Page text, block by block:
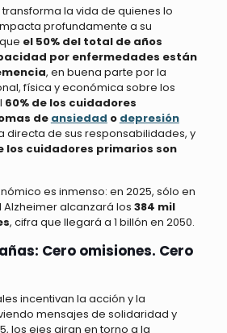
transforma la vida de quienes lo
profundamente a su
el 50% del total de años
por enfermedades están
, en buena parte por la
física y económica sobre los
60% de los cuidadores
de ansiedad o depresión
directa de sus responsabilidades, y
los cuidadores primarios son
es inmenso: en 2025, sólo en
Alzheimer alcanzará los 384 mil
, cifra que llegará a 1 billón en 2050.
Cero omisiones. Cero
incentivan la acción y la
mensajes de solidaridad y
los ejes giran en torno a la